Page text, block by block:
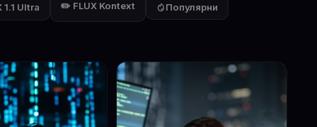
1.1 Ultra ✏️ FLUX Kontext Популярни